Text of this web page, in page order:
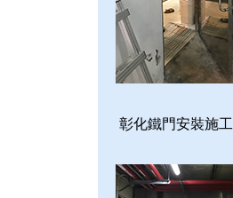
彰化鐵門安裝施工